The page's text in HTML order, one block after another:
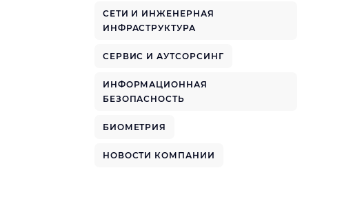
СЕТИ И ИНЖЕНЕРНАЯ
ИНФРАСТРУКТУРА
СЕРВИС И АУТСОРСИНГ
ИНФОРМАЦИОННАЯ
БЕЗОПАСНОСТЬ
БИОМЕТРИЯ
НОВОСТИ КОМПАНИИ